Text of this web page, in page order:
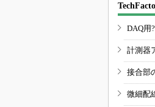
DAQ用
計測器
接合部
微細配